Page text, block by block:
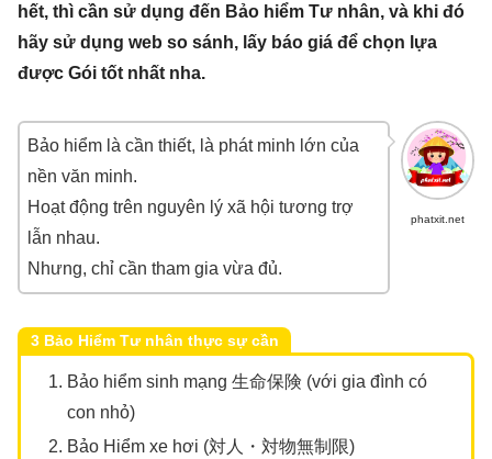
hết, thì cần sử dụng đến Bảo hiểm Tư nhân, và khi đó
hãy sử dụng web so sánh, lấy báo giá để chọn lựa
được Gói tốt nhất nha.
phatxit.net
Bảo hiểm là cần thiết, là phát minh lớn của
nền văn minh.
Hoạt động trên nguyên lý xã hội tương trợ
lẫn nhau.
Nhưng, chỉ cần tham gia vừa đủ.
3 Bảo Hiểm Tư nhân thực sự cần
Bảo hiểm sinh mạng 生命保険 (với gia đình có
con nhỏ)
Bảo Hiểm xe hơi (対人・対物無制限)